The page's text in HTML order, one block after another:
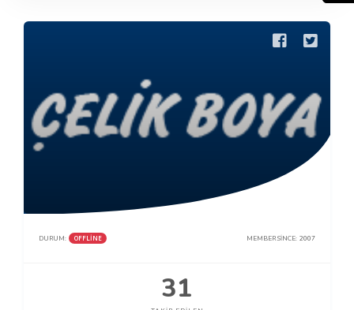
DURUM: OFFLINE MEMBER SINCE: 2007
31